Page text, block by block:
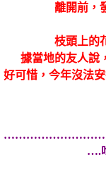
離開前，
枝頭上的
據當地的友人說
好可惜，今年沒法
….